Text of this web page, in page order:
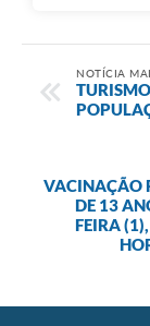
NOTÍCIA
VACINAÇÃO
DE 13
FEIRA